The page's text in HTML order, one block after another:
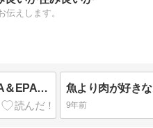
伝えします。
魚より肉が好きなあなたへDHA＆EPAを補給します
9年前